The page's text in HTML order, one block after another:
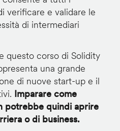
verificare e validare le
di intermediari
questo corso di Solidity
una grande
di nuove start-up e il
Imparare come
potrebbe quindi aprire
o di business.